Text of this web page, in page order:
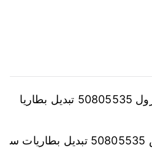
تبديل بطارية سيارة باترول 50805535 تبديل بطاريا
تبديل بطارية سيارة راش 50805535 تبديل بطاريات س